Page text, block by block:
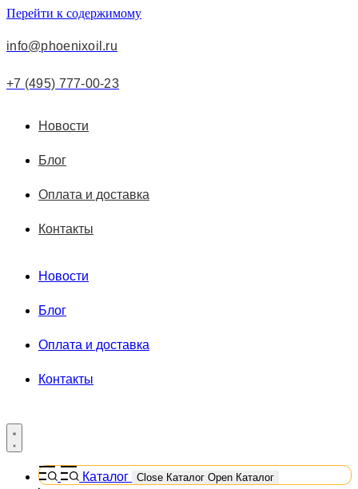
Перейти к содержимому
info@phoenixoil.ru
+7 (495) 777-00-23
Новости
Блог
Оплата и доставка
Контакты
Новости
Блог
Оплата и доставка
Контакты
Каталог Close Каталог Open Каталог